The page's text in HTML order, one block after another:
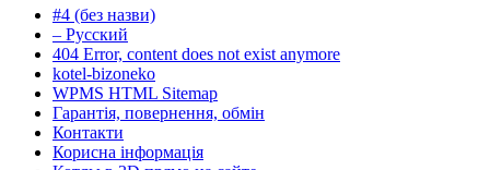
#4 (без назви)
– Русский
404 Error, content does not exist anymore
kotel-bizoneko
WPMS HTML Sitemap
Гарантія, повернення, обмін
Контакти
Корисна інформація